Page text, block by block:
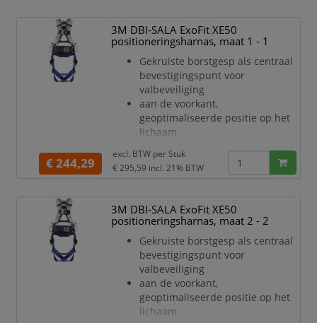
Comfort padding met
toegevoegde luchtkanalen en
Scotchlite
reflecterend materiaal.
Schoudervullingen in jukvorm
verminderen
ongemakkelijk schuren in de nek
Met geïntegreerde pSRL-tunnel
kunt u snel en eenvoudig pers
3M DBI-SALA ExoFit XE50
positioneringsharnas, maat 1 - 1
Gekruiste borstgesp als centraal
bevestigingspunt voor
valbeveiliging
aan de voorkant,
geoptimaliseerde positie op het
lichaam
een snelle, veilige en
comfortabele
Optionele comfort padding
verkrijgbaar als accessoire (apart
bestellen)
Optionele schoudervullingen zijn
ontworpen als een juk om
ongemakkelijk schuren in de nek
te verminderen
Met geïntegreerde pSRL-tunnel
kunt u
€ 244,29
excl. BTW per Stuk
€ 295,59 incl. 21% BTW
3M DBI-SALA ExoFit XE50
positioneringsharnas, maat 2 - 2
Gekruiste borstgesp als centraal
bevestigingspunt voor
valbeveiliging
aan de voorkant,
geoptimaliseerde positie op het
lichaam